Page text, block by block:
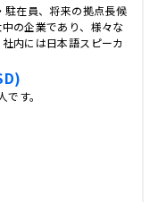
駐在員、将来の拠点長候
の企業であり、様々な
内には日本語スピーカ
す。